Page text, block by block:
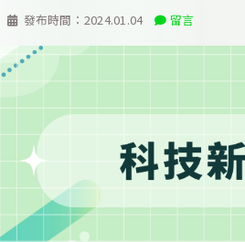
發布時間： 2024.01.04 留言